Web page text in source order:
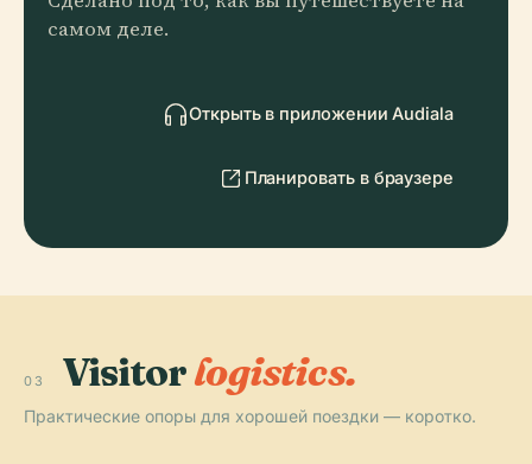
самом деле.
Открыть в приложении Audiala
Планировать в браузере
03 Visitorlogistics.
Практические опоры для хорошей поездки — коротко.